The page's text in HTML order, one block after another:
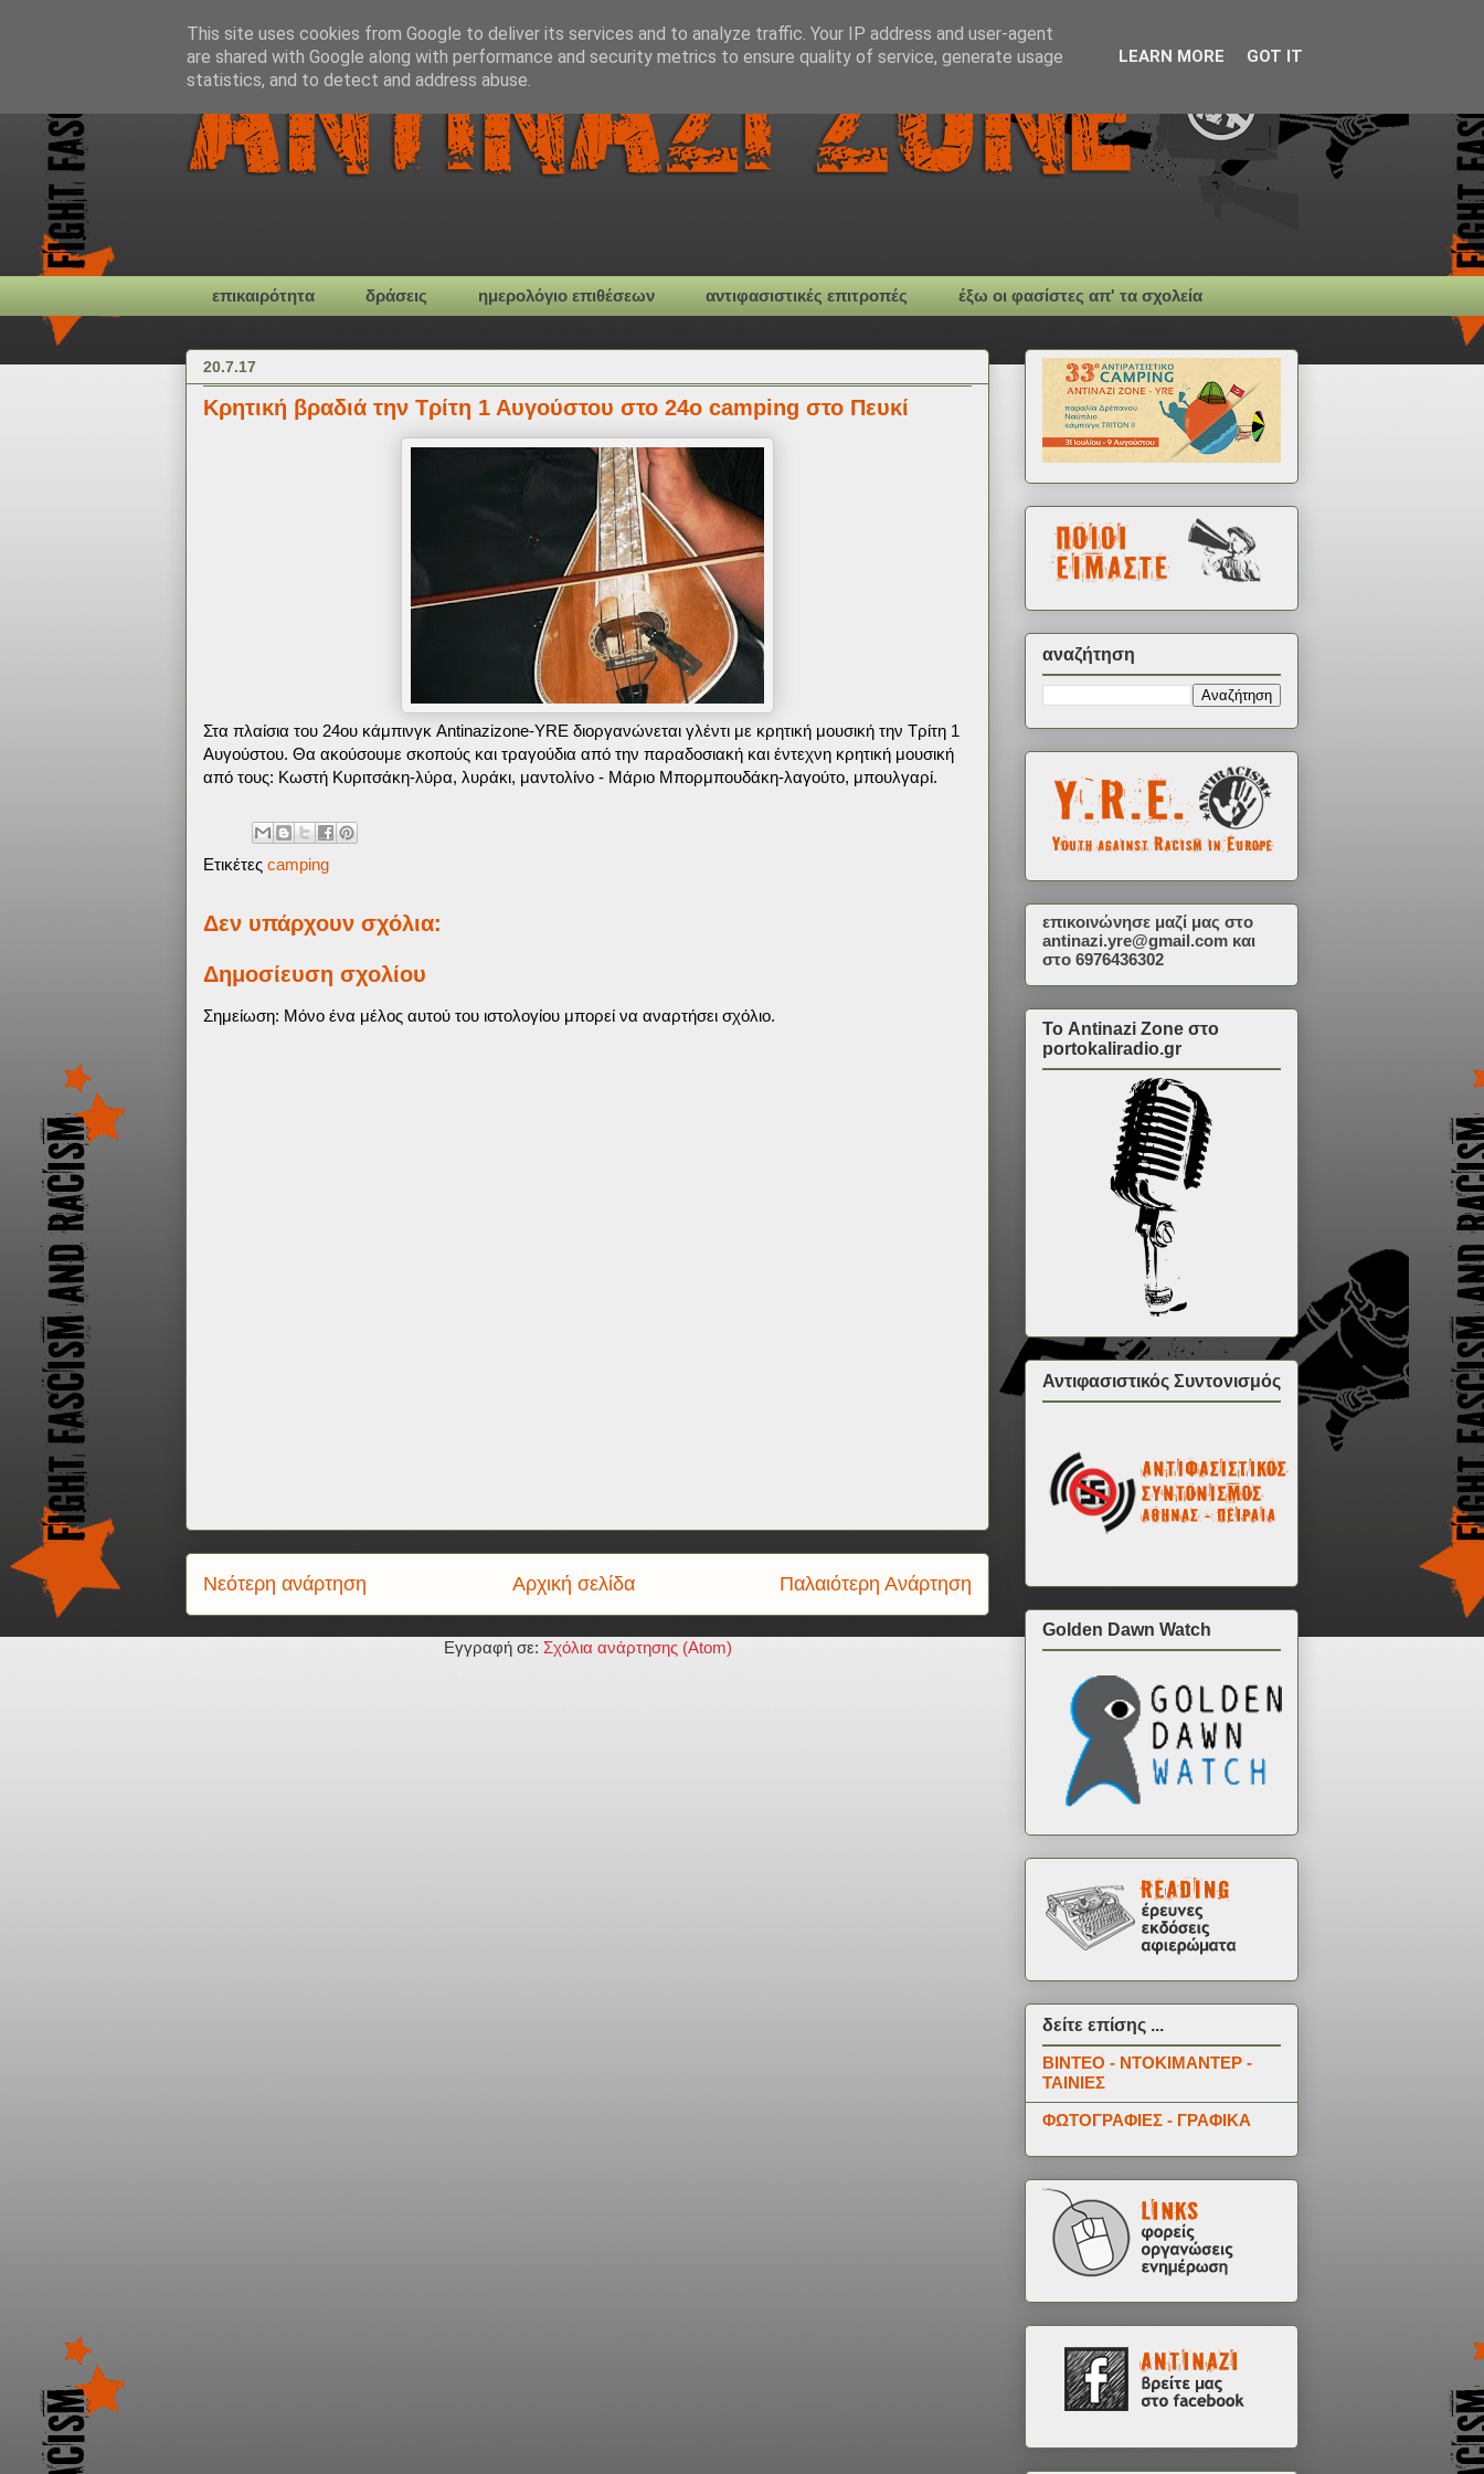
επικαιρότητα δράσεις ημερολόγιο επιθέσεων αντιφασιστικές επιτροπές έξω οι φασίστες απ' τα σχολεία
20.7.17
Κρητική βραδιά την Τρίτη 1 Αυγούστου στο 24ο camping στο Πευκί
Στα πλαίσια του 24ου κάμπινγκ Antinazizone-YRE διοργανώνεται γλέντι με κρητική μουσική την Τρίτη 1
Αυγούστου. Θα ακούσουμε σκοπούς και τραγούδια από την παραδοσιακή και έντεχνη κρητική μουσική
από τους: Κωστή Κυριτσάκη-λύρα, λυράκι, μαντολίνο - Μάριο Μπορμπουδάκη-λαγούτο, μπουλγαρί.
Ετικέτες camping
Δεν υπάρχουν σχόλια:
Δημοσίευση σχολίου
Σημείωση: Μόνο ένα μέλος αυτού του ιστολογίου μπορεί να αναρτήσει σχόλιο.
Νεότερη ανάρτηση Παλαιότερη Ανάρτηση
Αρχική σελίδα
Εγγραφή σε: Σχόλια ανάρτησης (Atom)
αναζήτηση
επικοινώνησε μαζί μας στο
antinazi.yre@gmail.com και
στο 6976436302
Το Antinazi Zone στο
portokaliradio.gr
Αντιφασιστικός Συντονισμός
Golden Dawn Watch
δείτε επίσης ...
ΒΙΝΤΕΟ - ΝΤΟΚΙΜΑΝΤΕΡ -
ΤΑΙΝΙΕΣ
ΦΩΤΟΓΡΑΦΙΕΣ - ΓΡΑΦΙΚΑ
This site uses cookies from Google to deliver its services and to analyze traffic. Your IP address and user-agent
are shared with Google along with performance and security metrics to ensure quality of service, generate usage
statistics, and to detect and address abuse.
LEARN MORE GOT IT